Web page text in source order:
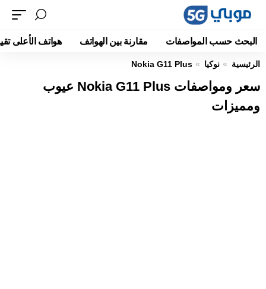
البحث حسب المواصفات مقارنة بين الهواتف هواتف الأعلى
الرئيسية نوكيا Nokia G11 Plus
سعر ومواصفات Nokia G11 Plus عيوب
ومميزات